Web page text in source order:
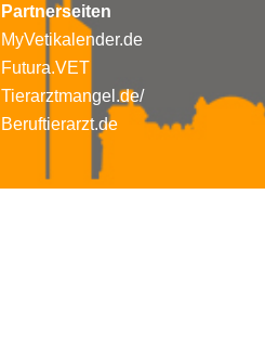
Partnerseiten
MyVetikalender.de
Futura.VET
Tierarztmangel.de/
Beruftierarzt.de